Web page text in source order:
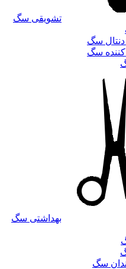
تشویقی سگ
سگ
سگ
بهداشتی سگ
سگ